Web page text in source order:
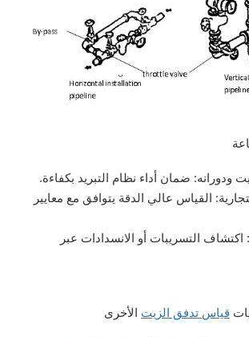
ودورانه: ضمان أداء نظام التبريد بكفاءة.
القياس عالي الدقة يتوافق مع معايير
اكتشاف التسريبات أو الانسدادات عبر
قياس تدفق الزيت الأخرى